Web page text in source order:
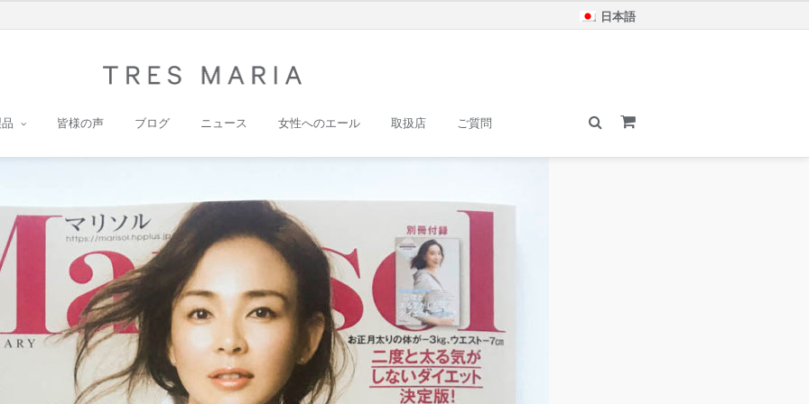
日本語
皆様の声 ブログ ニュース 女性へのエール 取扱店 ご質問